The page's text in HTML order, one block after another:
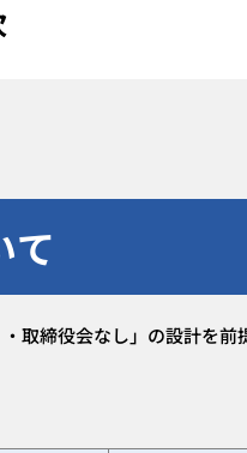
て
取締役会なし」の設計を前